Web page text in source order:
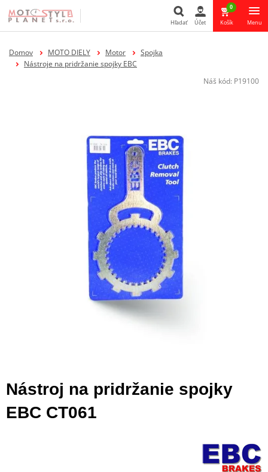
Hľadať Účet
0
Košík Menu
Domov MOTO DIELY Motor
Spojka
Nástroje na pridržanie spojky EBC
Náš kód: P19100
Nástroj na pridržanie spojky
EBC CT061